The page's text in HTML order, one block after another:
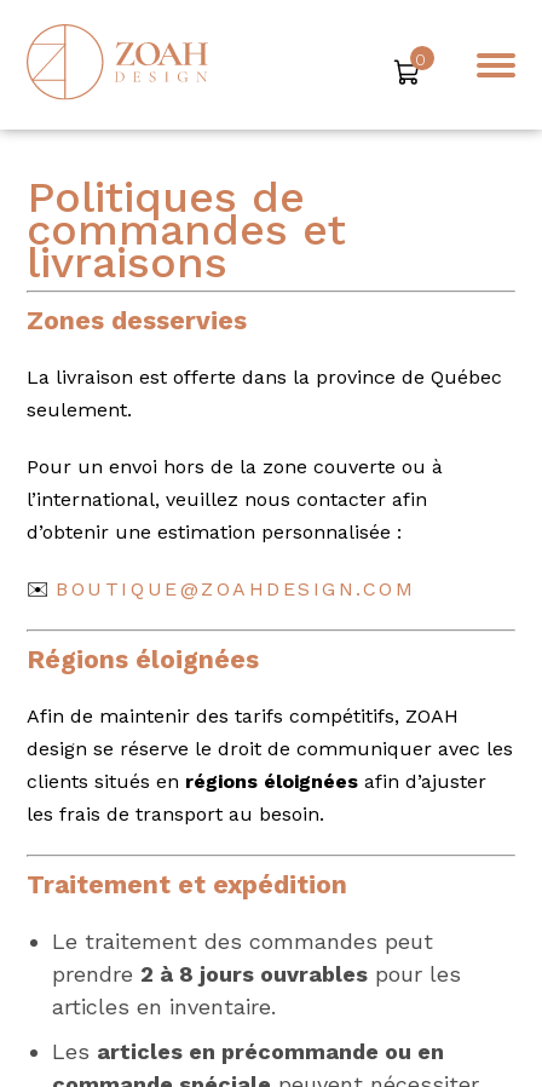
0
Politiques de
commandes et
livraisons
Zones desservies
La livraison est offerte dans la province de Québec
seulement.
Pour un envoi hors de la zone couverte ou à
l’international, veuillez nous contacter afin
d’obtenir une estimation personnalisée :
✉️ BOUTIQUE@ZOAHDESIGN.COM
Régions éloignées
Afin de maintenir des tarifs compétitifs, ZOAH
design se réserve le droit de communiquer avec les
clients situés en régions éloignées afin d’ajuster
les frais de transport au besoin.
Traitement et expédition
Le traitement des commandes peut
prendre 2 à 8 jours ouvrables pour les
articles en inventaire.
Les articles en précommande ou en